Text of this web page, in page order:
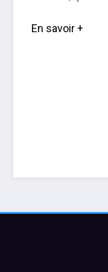
En savoir +